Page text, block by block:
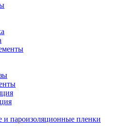
и пароизоляционные пленки